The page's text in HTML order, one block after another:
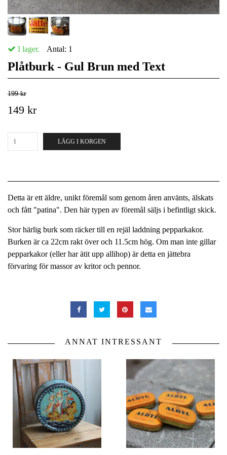
I lager. Antal: 1
Plåtburk - Gul Brun med Text
199 kr
149 kr
LÄGG I KORGEN
Detta är ett äldre, unikt föremål som genom åren använts, älskats
och fått "patina". Den här typen av föremål säljs i befintligt skick.
Stor härlig burk som räcker till en rejäl laddning pepparkakor.
Burken är ca 22cm rakt över och 11.5cm hög. Om man inte gillar
pepparkakor (eller har ätit upp allihop) är detta en jättebra
förvaring för massor av kritor och pennor.
ANNAT INTRESSANT